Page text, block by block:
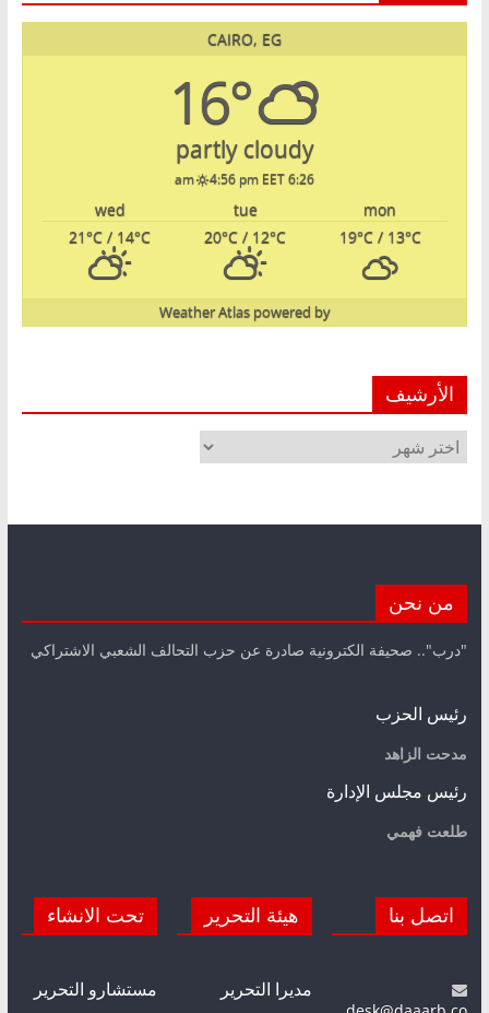
CAIRO, EG
16°
partly cloudy
6:26 am
4:56 pm EET
mon
tue
wed
19°C/ 13°C
20°C / 12°C
21°C / 14°C
powered by
Weather Atlas
الأرشيف
الأرشيف
من نحن
"درب".. صحيفة الكترونية صادرة عن حزب التحالف الشعبي الاشتراكي
رئيس الحزب
مدحت الزاهد
رئيس مجلس الإدارة
طلعت فهمي
اتصل بنا هيئة التحرير
مديرا التحرير
تحت الانشاء
مستشارو التحرير